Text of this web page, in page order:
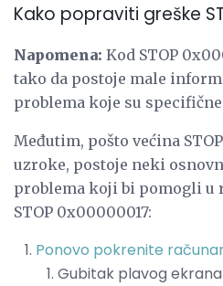
Kako popraviti greške
Napomena: Kod STOP
tako da postoje male
problema koje su
Međutim, pošto većina
uzroke, postoje neki
problema koji bi pomogli u
STOP 0x00000017:
Ponovo pokrenite
Gubitak plavog ekrana